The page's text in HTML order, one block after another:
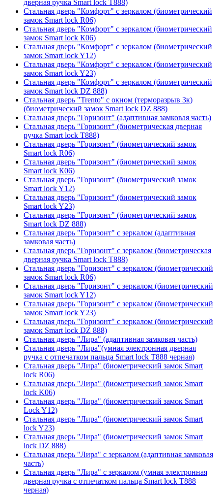
дверная ручка Smart lock T888)
Стальная дверь "Комфорт" с зеркалом (биометрический
замок Smart lock R06)
Стальная дверь "Комфорт" с зеркалом (биометрический
замок Smart lock К06)
Стальная дверь "Комфорт" с зеркалом (биометрический
замок Smart lock Y12)
Стальная дверь "Комфорт" с зеркалом (биометрический
замок Smart lock Y23)
Стальная дверь "Комфорт" с зеркалом (биометрический
замок Smart lock DZ 888)
Стальная дверь "Trento" с окном (терморазрыв 3к)
(биометрический замок Smart lock DZ 888)
Стальная дверь "Горизонт" (адаптивная замковая часть)
Стальная дверь "Горизонт" (биометрическая дверная
ручка Smart lock T888)
Стальная дверь "Горизонт" (биометрический замок
Smart lock R06)
Стальная дверь "Горизонт" (биометрический замок
Smart lock К06)
Стальная дверь "Горизонт" (биометрический замок
Smart lock Y12)
Стальная дверь "Горизонт" (биометрический замок
Smart lock Y23)
Стальная дверь "Горизонт" (биометрический замок
Smart lock DZ 888)
Стальная дверь "Горизонт" с зеркалом (адаптивная
замковая часть)
Стальная дверь "Горизонт" с зеркалом (биометрическая
дверная ручка Smart lock T888)
Стальная дверь "Горизонт" с зеркалом (биометрический
замок Smart lock R06)
Стальная дверь "Горизонт" с зеркалом (биометрический
замок Smart lock Y12)
Стальная дверь "Горизонт" с зеркалом (биометрический
замок Smart lock Y23)
Стальная дверь "Горизонт" с зеркалом (биометрический
замок Smart lock DZ 888)
Стальная дверь "Лира" (адаптивная замковая часть)
Стальная дверь "Лира"(умная электронная дверная
ручка с отпечатком пальца Smart lock T888 черная)
Стальная дверь "Лира" (биометрический замок Smart
lock R06)
Стальная дверь "Лира" (биометрический замок Smart
lock K06)
Стальная дверь "Лира" (биометрический замок Smart
Lock Y12)
Стальная дверь "Лира" (биометрический замок Smart
lock Y23)
Стальная дверь "Лира" (биометрический замок Smart
lock DZ 888)
Стальная дверь "Лира" с зеркалом (адаптивная замковая
часть)
Стальная дверь "Лира" с зеркалом (умная электронная
дверная ручка с отпечатком пальца Smart lock T888
черная)